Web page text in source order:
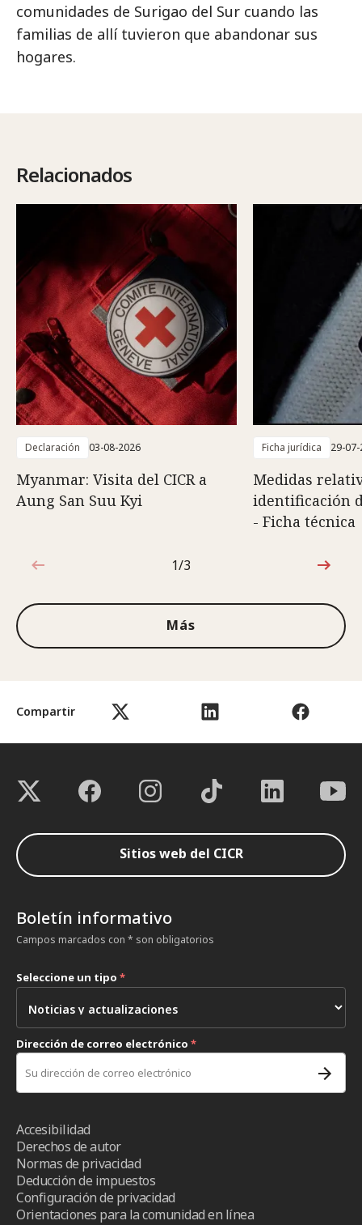
Compartir
comunidades de Surigao del Sur cuando las
familias de allí tuvieron que abandonar sus
hogares.
Relacionados
Declaración 03-08-2026
Myanmar: Visita del CICR a
Aung San Suu Kyi
Ficha jurídica 29-
Medidas
identificación
- Ficha técnica
1de3
1/3
Más
Sitios web del CICR
Boletín informativo
Campos marcados con * son obligatorios
Seleccione un tipo *
Dirección de correo electrónico *
Accesibilidad
Derechos de autor
Normas de privacidad
Deducción de impuestos
Configuración de privacidad
Orientaciones para la comunidad en línea